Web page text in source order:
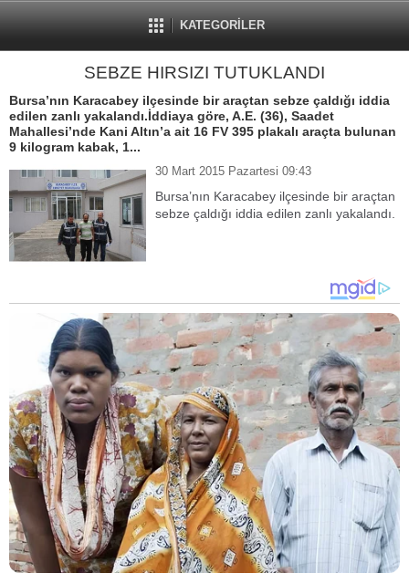
KATEGORİLER
SEBZE HIRSIZI TUTUKLANDI
Bursa’nın Karacabey ilçesinde bir araçtan sebze çaldığı iddia
edilen zanlı yakalandı.İddiaya göre, A.E. (36), Saadet
Mahallesi’nde Kani Altın’a ait 16 FV 395 plakalı araçta bulunan
9 kilogram kabak, 1...
30 Mart 2015 Pazartesi 09:43
Bursa’nın Karacabey ilçesinde bir araçtan
sebze çaldığı iddia edilen zanlı yakalandı.